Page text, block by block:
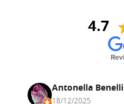
4.7
Antonella Benelli
18/12/2025